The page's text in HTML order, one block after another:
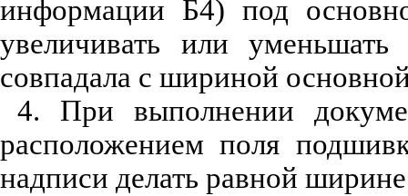
информации Б4) под
увеличивать или
совпадала с шириной
4. При выполнении
расположением поля
надписи делать равной